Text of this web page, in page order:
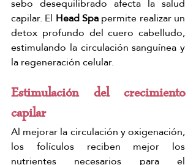
capilar. El Head Spa permite realizar un
detox profundo del cuero cabelludo,
estimulando la circulación sanguínea y
la regeneración celular.
Estimulación del crecimiento
capilar
Al mejorar la circulación y oxigenación,
los folículos reciben mejor los
nutrientes necesarios para el